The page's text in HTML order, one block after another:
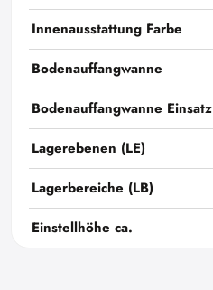
Innenausstattung Farbe
Bodenauffangwanne
Bodenauffangwanne Einsatz
Lagerebenen (LE)
Lagerbereiche (LB)
Einstellhöhe ca.